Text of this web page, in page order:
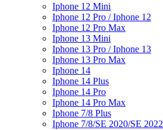
Iphone 12 Mini
Iphone 12 Pro / Iphone 12
Iphone 12 Pro Max
Iphone 13 Mini
Iphone 13 Pro / Iphone 13
Iphone 13 Pro Max
Iphone 14
Iphone 14 Plus
Iphone 14 Pro
Iphone 14 Pro Max
Iphone 7/8 Plus
Iphone 7/8/SE 2020/SE 2022